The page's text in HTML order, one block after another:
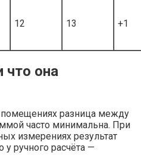
12 13 +1
что она
разница между
часто минимальна. При
измерениях результат
ручного расчёта —